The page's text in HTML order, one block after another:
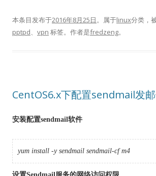
本条目发布于2016年8月25日。属于linux分类，
pptpd、 vpn 标签。 作者是fredzeng。
CentOS6.x下配置sendmail发
安装配置sendmail 软件
yum install -y sendmail sendmail-cf m4